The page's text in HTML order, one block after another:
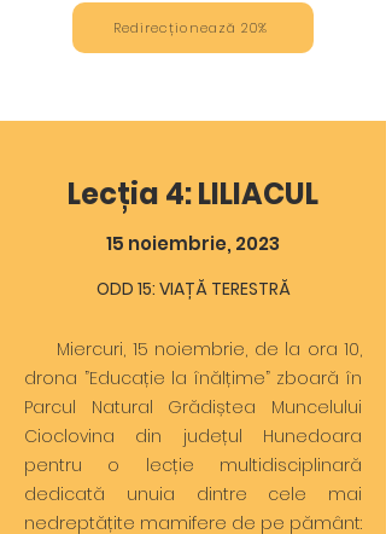
Redirecționează 20%
Lecția 4:LILIACUL
15 noiembrie, 2023
ODD 15: VIAȚĂ TERESTRĂ
Miercuri, 15 noiembrie, de la ora 10,
drona ”Educație la înălțime” zboară în
Parcul Natural Grădiștea Muncelului
Cioclovina din județul Hunedoara
pentru o lecție multidisciplinară
dedicată unuia dintre cele mai
nedreptățite mamifere de pe pământ: